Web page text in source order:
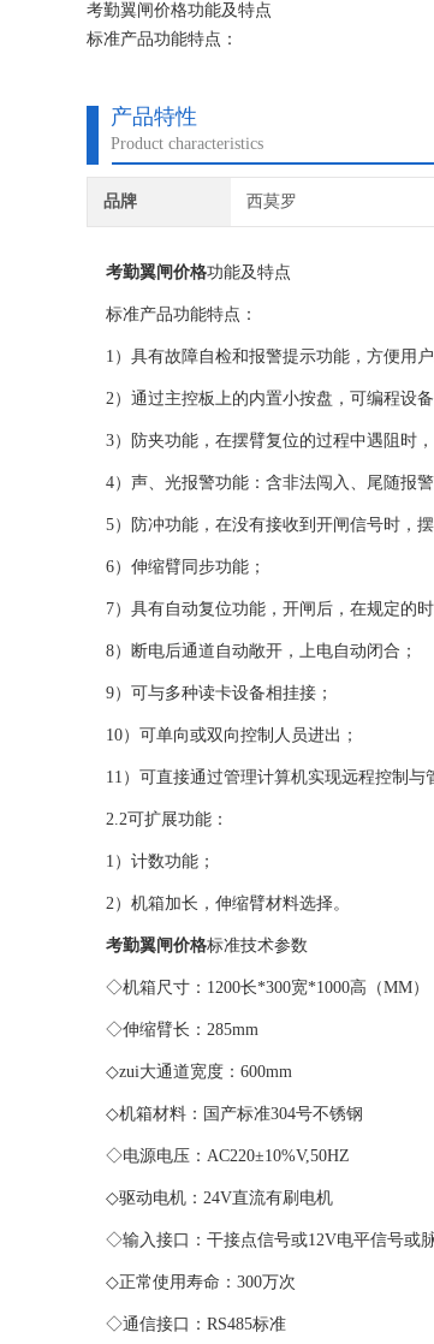
考勤翼闸价格功能及特点
标准产品功能特点：
3）防夹功能，在摆臂复位的过程中遇阻时，
4）声、光报警功能：含非法闯入、尾随报警；
5）防冲功能，在没有接收到开闸信号时，摆
产品特性
Product characteristics
品牌 西莫罗
考勤翼闸价格功能及特点
标准产品功能特点：
1）具有故障自检和报警提示功能，方便用户
2）通过主控板上的内置小按盘，可编程设备
3）防夹功能，在摆臂复位的过程中遇阻时
4）声、光报警功能：含非法闯入、尾随报警
5）防冲功能，在没有接收到开闸信号时，摆
6）伸缩臂同步功能；
7）具有自动复位功能，开闸后，在规定的
8）断电后通道自动敞开，上电自动闭合；
9）可与多种读卡设备相挂接；
10）可单向或双向控制人员进出；
11）可直接通过管理计算机实现远程控制与
2.2可扩展功能：
1）计数功能；
2）机箱加长，伸缩臂材料选择。
考勤翼闸价格标准技术参数
◇机箱尺寸：1200长*300宽*1000高（MM）
◇伸缩臂长：285mm
◇zui大通道宽度：600mm
◇机箱材料：国产标准304号不锈钢
◇电源电压：AC220±10%V,50HZ
◇驱动电机：24V直流有刷电机
◇输入接口：干接点信号或12V电平信号或
◇正常使用寿命：300万次
◇通信接口：RS485标准